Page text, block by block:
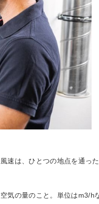
速は、ひとつの地点を通っ
気の量のこと。単位はm3/h